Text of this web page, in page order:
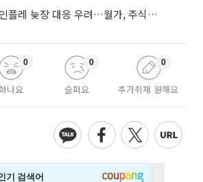
연준 금리 동결에 인플레 늦장 대응 우려…월가, 주식도 채권도 던졌다
나요
0
슬퍼요
0
추가취재 원해요
0